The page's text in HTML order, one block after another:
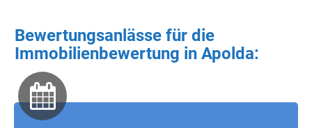
Bewertungsanlässe für die
Immobilienbewertung in Apolda: